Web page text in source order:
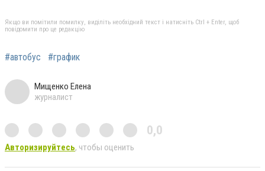
Якщо ви помітили помилку, виділіть необхідний текст і натисніть Ctrl + Enter, щоб
повідомити про це редакцію
#автобус #график
Мищенко Елена
журналист
0,0
Авторизируйтесь, чтобы оценить